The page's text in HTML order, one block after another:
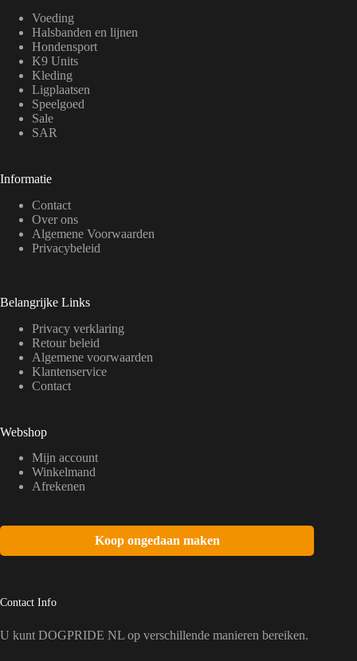
Voeding
Halsbanden en lijnen
Hondensport
K9 Units
Kleding
Ligplaatsen
Speelgoed
Sale
SAR
Informatie
Contact
Over ons
Algemene Voorwaarden
Privacybeleid
Belangrijke Links
Privacy verklaring
Retour beleid
Algemene voorwaarden
Klantenservice
Contact
Webshop
Mijn account
Winkelmand
Afrekenen
Koop ongedaan maken
Contact Info
U kunt DOGPRIDE NL op verschillende manieren bereiken.